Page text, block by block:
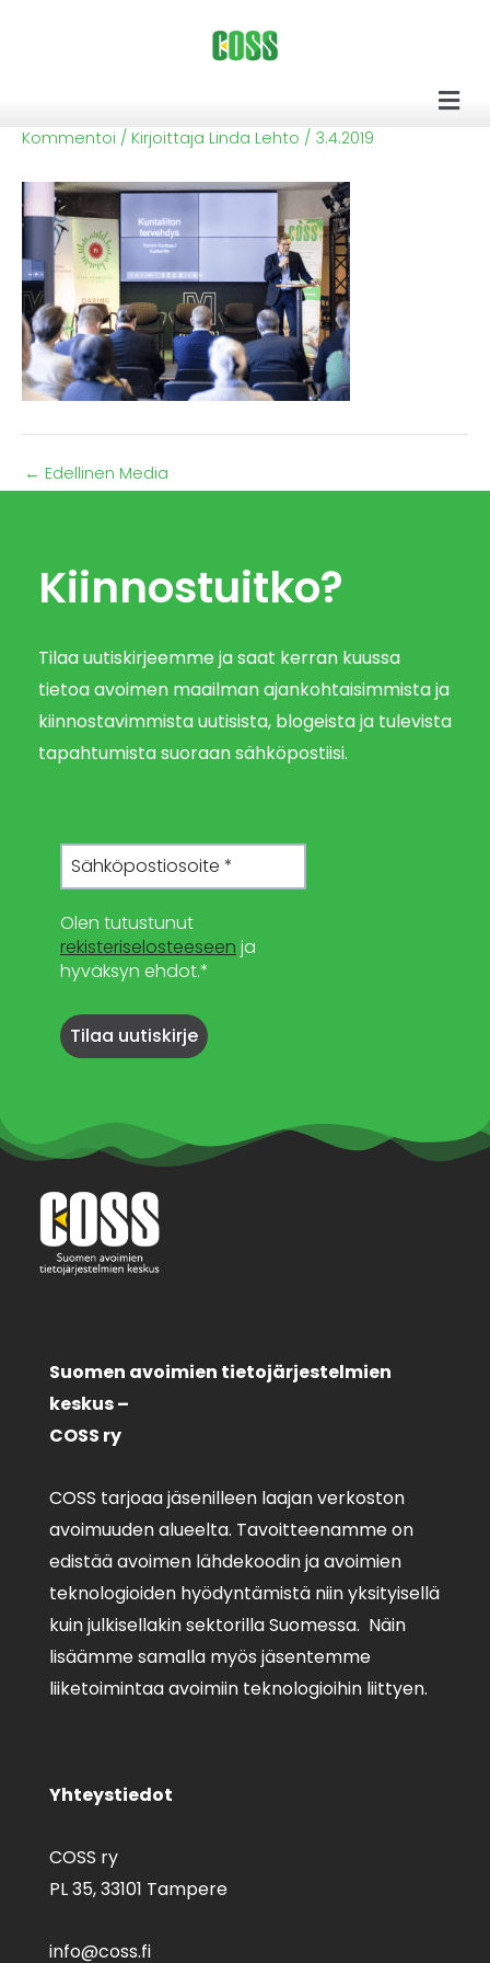
Kommentoi / Kirjoittaja Linda Lehto / 3.4.2019
← Edellinen Media
Kiinnostuitko?
Tilaa uutiskirjeemme ja saat kerran kuussa
tietoa avoimen maailman ajankohtaisimmista ja
kiinnostavimmista uutisista, blogeista ja tulevista
tapahtumista suoraan sähköpostiisi.
Olen tutustunut
rekisteriselosteeseen ja
hyväksyn ehdot.*
Suomen avoimien tietojärjestelmien
keskus –
COSS ry
COSS tarjoaa jäsenilleen laajan verkoston
avoimuuden alueelta. Tavoitteenamme on
edistää avoimen lähdekoodin ja avoimien
teknologioiden hyödyntämistä niin yksityisellä
kuin julkisellakin sektorilla Suomessa. Näin
lisäämme samalla myös jäsentemme
liiketoimintaa avoimiin teknologioihin liittyen.
Yhteystiedot
COSS ry
PL 35,33101 Tampere
info@coss.fi